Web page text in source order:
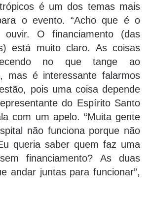
é um dos temas mais
o evento. “Acho que é o
ouvir. O financiamento (das
está muito claro. As coisas
no que tange ao
mas é interessante falarmos
pois uma coisa depende
do Espírito Santo
com um apelo. “Muita gente
não funciona porque não
queria saber quem faz uma
financiamento? As duas
andar juntas para funcionar”,